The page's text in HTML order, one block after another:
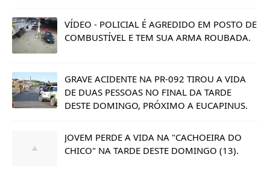
VÍDEO - POLICIAL É AGREDIDO EM POSTO DE
COMBUSTÍVEL E TEM SUA ARMA ROUBADA.
GRAVE ACIDENTE NA PR-092 TIROU A VIDA
DE DUAS PESSOAS NO FINAL DA TARDE
DESTE DOMINGO, PRÓXIMO A EUCAPINUS.
JOVEM PERDE A VIDA NA "CACHOEIRA DO
CHICO" NA TARDE DESTE DOMINGO (13).